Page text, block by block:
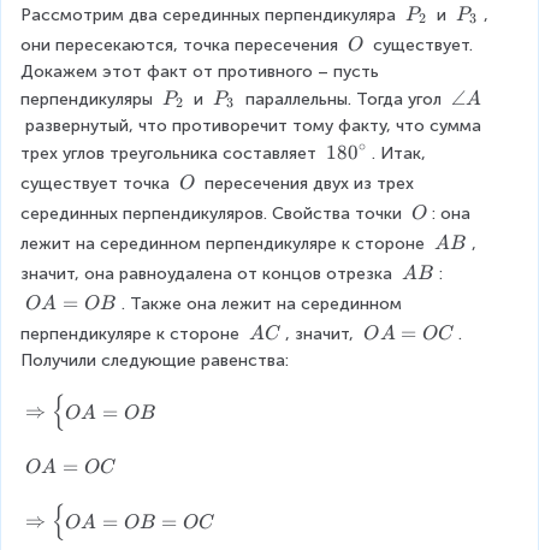
Рассмотрим два серединных перпендикуляра P
_
P2 и P
_
P3 ,
они пересекаются, точка пересечения \
\
O
O существует.
Докажем этот факт от противного – пусть
перпендикуляры P
_
2
P2 и P
_
3
P3 параллельны. Тогда угол \
a
A
∠A
развернутый, что противоречит тому факту, что сумма
трех углов треугольника составляет 1
8
0
^
\
c
i
c
180∘ . Итак,
существует точка \
\
O пересечения двух из трех
серединных перпендикуляров. Свойства точки \
\
O
O : она
лежит на серединном перпендикуляре к стороне \
\
AB ,
значит, она равноудалена от концов отрезка \
B
AB :
O
A
=
OA = OB . Также она лежит на серединном
перпендикуляре к стороне \
\
AC , значит, O
OA = OC .
Получили следующие равенства:
\
i
g
t
⇒ {OA = OB
O
=
OA = OC
\
⇒ { OA = OB = OC